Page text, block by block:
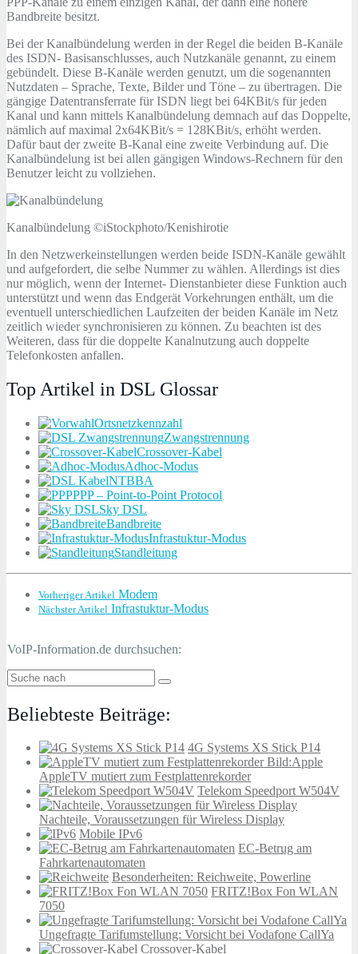
Bandbreite besitzt.
Bei der Kanalbündelung werden in der Regel die beiden B-Kanäle
des ISDN- Basisanschlusses, auch Nutzkanäle genannt, zu einem
gebündelt. Diese B-Kanäle werden genutzt, um die sogenannten
Nutzdaten – Sprache, Texte, Bilder und Töne – zu übertragen. Die
gängige Datentransferrate für ISDN liegt bei 64KBit/s für jeden
Kanal und kann mittels Kanalbündelung demnach auf das Doppelte,
nämlich auf maximal 2x64KBit/s = 128KBit/s, erhöht werden.
Dafür baut der zweite B-Kanal eine zweite Verbindung auf. Die
Kanalbündelung ist bei allen gängigen Windows-Rechnern für den
Benutzer leicht zu vollziehen.
Kanalbündelung ©iStockphoto/Kenishirotie
In den Netzwerkeinstellungen werden beide ISDN-Kanäle gewählt
und aufgefordert, die selbe Nummer zu wählen. Allerdings ist dies
nur möglich, wenn der Internet- Dienstanbieter diese Funktion auch
unterstützt und wenn das Endgerät Vorkehrungen enthält, um die
eventuell unterschiedlichen Laufzeiten der beiden Kanäle im Netz
zeitlich wieder synchronisieren zu können. Zu beachten ist des
Weiteren, dass für die doppelte Kanalnutzung auch doppelte
Telefonkosten anfallen.
Top Artikel in DSL Glossar
Ortsnetzkennzahl
Zwangstrennung
Crossover-Kabel
Adhoc-Modus
NTBBA
PPP – Point-to-Point Protocol
Sky DSL
Bandbreite
Infrastuktur-Modus
Standleitung
Vorheriger Artikel Modem
Nächster Artikel Infrastuktur-Modus
VoIP-Information.de durchsuchen:
Beliebteste Beiträge:
4G Systems XS Stick P14
AppleTV mutiert zum Festplattenrekorder
Telekom Speedport W504V
Nachteile, Voraussetzungen für Wireless Display
Mobile IPv6
EC-Betrug am
Fahrkartenautomaten
Besonderheiten: Reichweite, Powerline
FRITZ!Box Fon WLAN
7050
Ungefragte Tarifumstellung: Vorsicht bei Vodafone CallYa
Crossover-Kabel